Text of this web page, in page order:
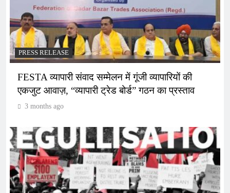
PRESS RELEASE
FESTA व्यापारी संवाद सम्मेलन में गूंजी व्यापारियों की
एकजुट आवाज़, “व्यापारी ट्रेड बोर्ड” गठन का प्रस्ताव
3 months ago